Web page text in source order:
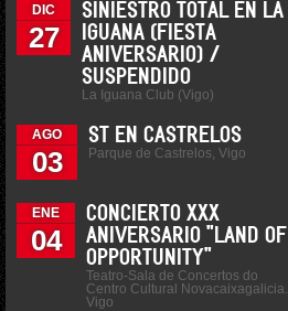
DIC
27
SINIESTRO TOTAL EN LA
IGUANA (FIESTA
ANIVERSARIO) /
SUSPENDIDO
La Iguana Club (Vigo)
AGO
03
ST EN CASTRELOS
Parque de Castrelos, Vigo
ENE
04
CONCIERTO XXX
ANIVERSARIO "LAND OF
OPPORTUNITY"
Teatro-Sala de Concertos do
Centro Cultural Novacaixagalicia.
Vigo